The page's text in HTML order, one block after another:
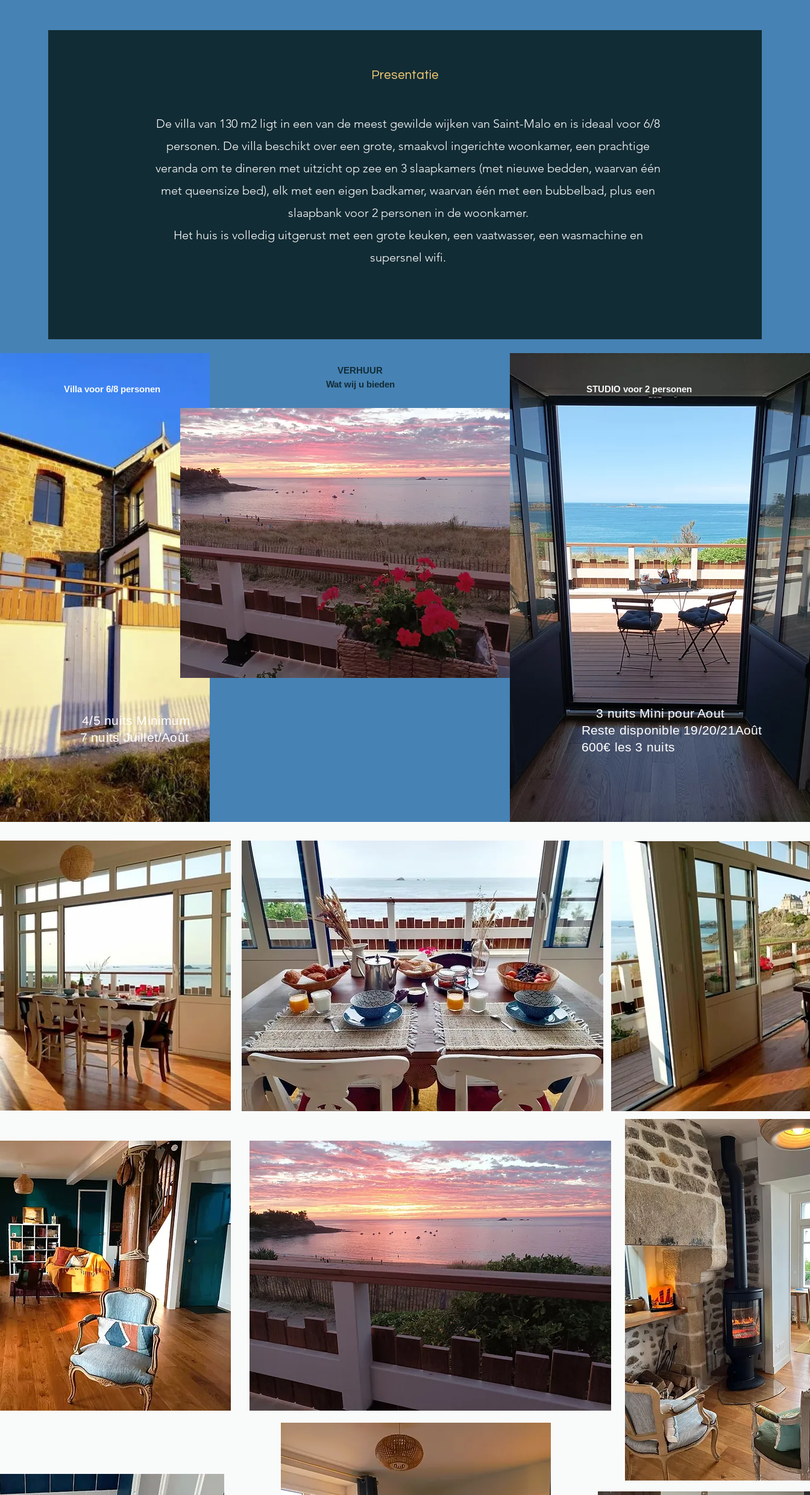
Presentatie
De villa van 130 m2 ligt in een van de meest gewilde wijken van Saint-Malo en is ideaal voor 6/8
personen. De villa beschikt over een grote, smaakvol ingerichte woonkamer, een prachtige
veranda om te dineren met uitzicht op zee en 3 slaapkamers (met nieuwe bedden, waarvan één
met queensize bed), elk met een eigen badkamer, waarvan één met een bubbelbad, plus een
slaapbank voor 2 personen in de woonkamer.
Het huis is volledig uitgerust met een grote keuken, een vaatwasser, een wasmachine en
supersnel wifi.
Villa voor 6/8 personen
4/5 nuits Minimum
7 nuits Juillet/Août
VERHUUR
Wat wij u bieden
STUDIO voor 2 personen
3 nuits Mini pour Aout
Reste disponible 19/20/21Août
600€ les 3 nuits